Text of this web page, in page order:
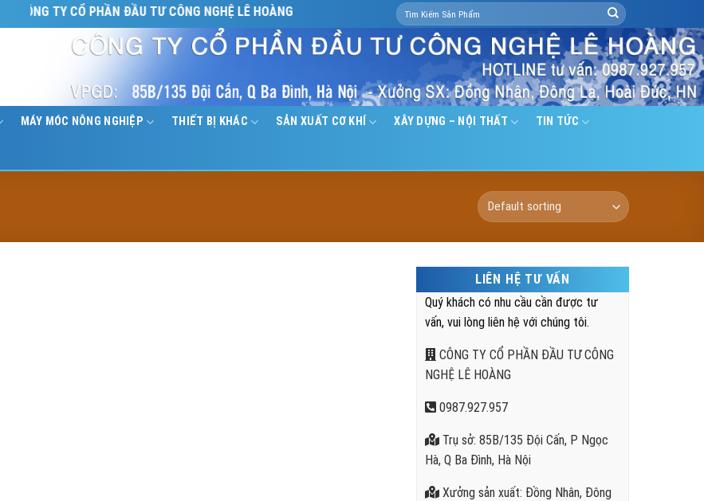
CÔNG TY CỔ PHẦN ĐẦU TƯ CÔNG NGHỆ LÊ HOÀNG
Search
for:
MÁY MÓC NÔNG NGHIỆP THIẾT BỊ KHÁC SẢN XUẤT CƠ KHÍ XÂY DỰNG – NỘI THẤT TIN TỨC
LIÊN HỆ TƯ VẤN
Quý khách có nhu cầu cần được tư
vấn, vui lòng liên hệ với chúng tôi.
CÔNG TY CỔ PHẦN ĐẦU TƯ CÔNG
NGHỆ LÊ HOÀNG
0987.927.957
Trụ sở: 85B/135 Đội Cấn, P Ngọc
Hà, Q Ba Đình, Hà Nội
Xưởng sản xuất: Đồng Nhân, Đông